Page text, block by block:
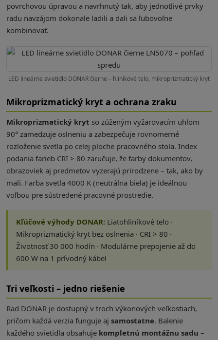
povrchovou úpravou a navrhnutý tak, aby jednotlivé prvky
radu navzájom dokonale ladili a dali sa ľubovoľne
kombinovať.
LED lineárne svietidlo DONAR čierne – hliníkové telo, mikroprizmatický kryt
Mikroprizmatický kryt a ochrana zraku
Mikroprizmatický kryt so zúženým vyžarovacím uhlom
90° zamedzuje oslneniu a zabezpečuje rovnomerné
rozloženie svetla po celej ploche pracovného stola. Index
podania farieb CRI > 80 zaručuje, že farby dokumentov,
obrazoviek aj predmetov vyzerajú prirodzene – tak, ako by
mali. Farba svetla 4000 K (neutrálna biela) je ideálnou
voľbou pre sústredené pracovné prostredie.
Kľúčové výhody DONAR: Liatohliníkové telo ·
Mikroprizmatický kryt bez oslnenia · CRI > 80 ·
Životnosť 30 000 hodín · Modulárne prepojenie až do
600 W na 1 prívodný kábel
Tri veľkosti – jedno riešenie
Rad DONAR je dostupný v troch výkonových veľkostiach,
pričom každá verzia funguje ajsamostatne. Balenie
každého svietidla obsahuje kompletnú montážnu sadu –